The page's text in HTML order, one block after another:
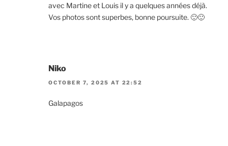
avec Martine et Louis il y a quelques années déjà.
Vos photos sont superbes, bonne poursuite. 🙂🙂
Niko
OCTOBER 7, 2025 AT 22:52
Galapagos